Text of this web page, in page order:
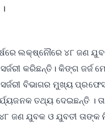
ଲକ୍ଷ୍ନୌରେ ୪୮ ଜଣ
କରିଛନ୍ତି। କିଙ୍ଗ ଜର୍ଜ
ବିଭାଗର ମୁଖ୍ୟ
ତଥ୍ୟ ଦେଇଛନ୍ତି ।
ଜଣ ଯୁବକ ଓ ଯୁବତୀ ତାଙ୍କ